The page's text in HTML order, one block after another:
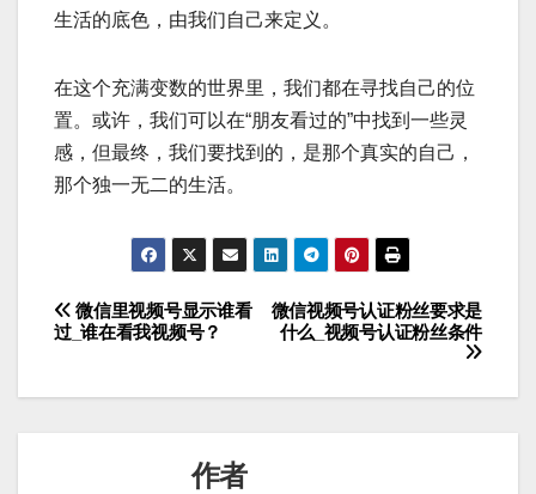
生活的底色，由我们自己来定义。
在这个充满变数的世界里，我们都在寻找自己的位
置。或许，我们可以在“朋友看过的”中找到一些灵
感，但最终，我们要找到的，是那个真实的自己，
那个独一无二的生活。
文
微信视频号认证粉丝要求是
什么_视频号认证粉丝条件
微信里视频号显示谁看
过_谁在看我视频号？
作者